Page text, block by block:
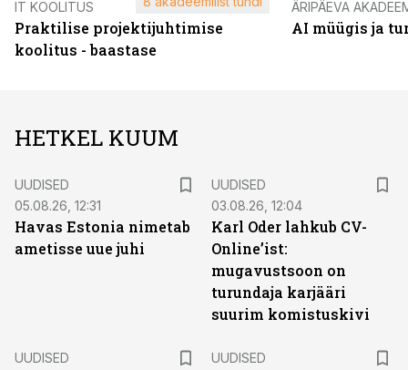
IT KOOLITUS
Praktilise projektijuhtimise
koolitus - baastase
ÄRIPÄEVA
AI müügis ja
HETKEL KUUM
UUDISED
05.08.26, 12:31
Havas Estonia nimetab
ametisse uue juhi
UUDISED
03.08.26, 12:04
Karl Oder lahkub CV-
Online’ist:
mugavustsoon on
turundaja karjääri
suurim komistuskivi
UUDISED
UUDISED